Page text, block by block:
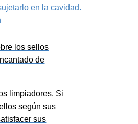
en la cavidad.
los sellos
de
limpiadores. Si
según sus
sus